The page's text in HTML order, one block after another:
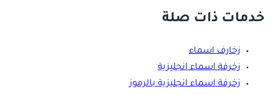
خدمات ذات صلة
زخارف اسماء
زخرفة اسماء انجليزية
زخرفة اسماء انجليزية بالرموز